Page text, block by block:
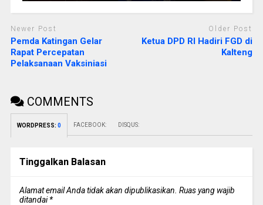
Newer Post
Pemda Katingan Gelar
Rapat Percepatan
Pelaksanaan Vaksiniasi
Older Post
Ketua DPD RI Hadiri FGD di
Kalteng
COMMENTS
WORDPRESS: 0 FACEBOOK: DISQUS:
Tinggalkan Balasan
Alamat email Anda tidak akan dipublikasikan. Ruas yang wajib
ditandai*